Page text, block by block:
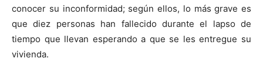
conocer su inconformidad; según ellos, lo más grave es
que diez personas han fallecido durante el lapso de
tiempo que llevan esperando a que se les entregue su
vivienda.